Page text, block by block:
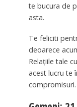
te bucura de
asta.
Te feliciti
deoarece
Relațiile tale
acest lucru te
compromisuri.